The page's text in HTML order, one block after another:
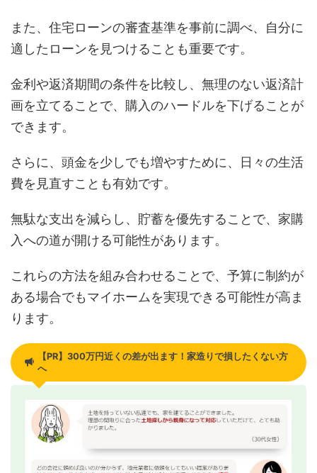
また、住宅ローンの審査基準を事前に調べ、自分に
適したローンを見つけることも重要です。
金利や返済期間の条件を比較し、無理のない返済計
画を立てることで、購入のハードルを下げることが
できます。
さらに、頭金を少しでも増やすために、日々の生活
費を見直すことも有効です。
無駄な支出を減らし、貯蓄を優先することで、家購
入への道が開ける可能性があります。
これらの方法を組み合わせることで、予算に制約が
ある場合でもマイホームを実現できる可能性が高ま
ります。
【PR】300万円近くの差が出ます！家造りで損したくない方
へ